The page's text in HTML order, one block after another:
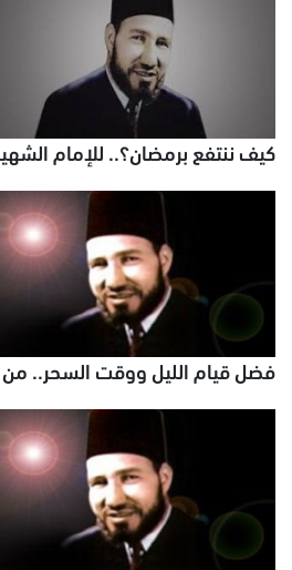
كيف ننتفع برمضان؟.. للإمام
فضل قيام الليل ووقت السحر.. من